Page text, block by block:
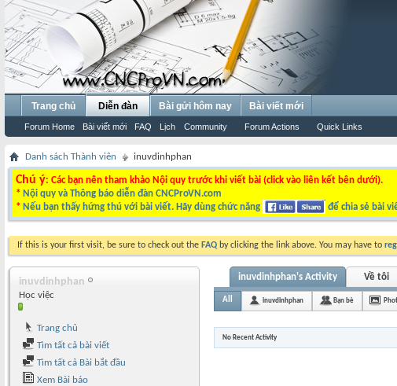
Trang chủ Diễn đàn
Forum Home Bài viết mới FAQ Lịch Community Forum Actions Quick Links
Bài gửi hôm nay Bài viết mới
Danh sách Thành viên inuvdinhphan
Chú ý: Các bạn nên tham khảo Nội quy trước khi viết bài (click vào liên kết bên dưới).
* Nội quy và Thông báo diễn đàn CNCProVN.com
* Nếu bạn thấy hứng thú với bài viết. Hãy dùng chức năng để chia sẻ bài
If this is your first visit, be sure to check out the FAQ by clicking the link above. You may have to
inuvdinhphan
Học việc
Trang chủ
Tìm tất cả bài viết
Tìm tất cả Bài bắt đầu
Xem Bài báo
inuvdinhphan's Activity Về tôi
All inuvdinhphan Bạn bè
No Recent Activity